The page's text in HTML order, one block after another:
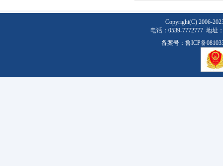
Copyright(C) 2006-
电话：0539-7772777 地址
备案号： 鲁ICP备